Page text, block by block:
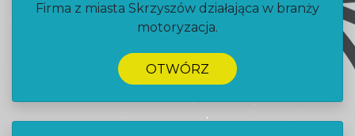
Firma z miasta Skrzyszów działająca w branży
motoryzacja.
OTWÓRZ